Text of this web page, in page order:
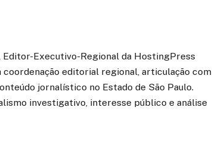
Executivo-Regional da HostingPress
coordenação editorial regional, articulação com
jornalístico no Estado de São Paulo.
investigativo, interesse público e análise